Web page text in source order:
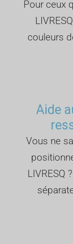
Pour ceux
couleurs
Aide
Vous ne
LIVRESQ